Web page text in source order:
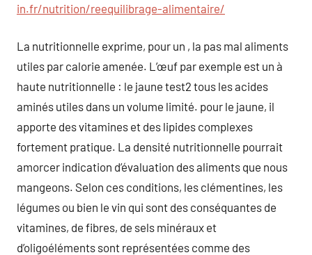
in.fr/nutrition/reequilibrage-alimentaire/
La nutritionnelle exprime, pour un , la pas mal aliments
utiles par calorie amenée. L’œuf par exemple est un à
haute nutritionnelle : le jaune test2 tous les acides
aminés utiles dans un volume limité. pour le jaune, il
apporte des vitamines et des lipides complexes
fortement pratique. La densité nutritionnelle pourrait
amorcer indication d’évaluation des aliments que nous
mangeons. Selon ces conditions, les clémentines, les
légumes ou bien le vin qui sont des conséquantes de
vitamines, de fibres, de sels minéraux et
d’oligoéléments sont représentées comme des